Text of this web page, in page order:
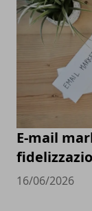
E-mail
16/06/2026